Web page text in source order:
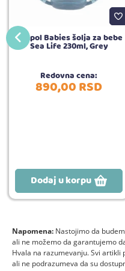
Canpol Babies šolja za bebe
Sea Life 230ml, Grey
Redovna cena:
890,00RSD
Dodaj u korpu
Napomena: Nastojimo da
ali ne možemo da garantujemo
Hvala na razumevanju. Svi artikli
ali ne podrazumeva da su